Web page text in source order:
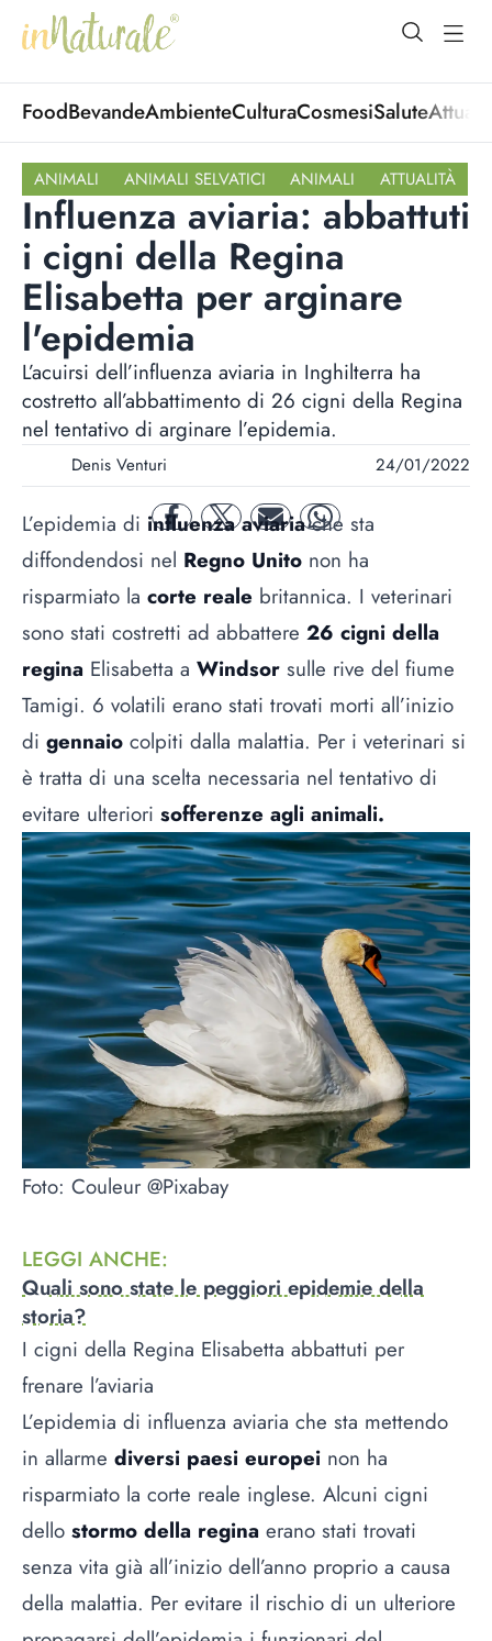
open
FoodBevandeAmbienteCulturaCosmesiSalute
ANIMALI ANIMALI SELVATICI ANIMALI ATTUALITÀ
Influenza aviaria: abbattuti
i cigni della Regina
Elisabetta per arginare
l'epidemia
L’acuirsi dell’influenza aviaria in Inghilterra ha
costretto all’abbattimento di 26 cigni della Regina
nel tentativo di arginare l’epidemia.
Denis Venturi 24/01/2022
facebooktwitter mail whatsapp
L’epidemia di influenza aviariache sta
diffondendosi nel Regno Unito non ha
risparmiato la corte reale britannica. I veterinari
sono stati costretti ad abbattere 26 cigni della
regina Elisabetta a Windsor sulle rive del fiume
Tamigi. 6 volatili erano stati trovati morti all’inizio
di gennaio colpiti dalla malattia. Per i veterinari si
è tratta di una scelta necessaria nel tentativo di
evitare ulteriori sofferenze agli animali.
Foto: Couleur @Pixabay
LEGGI ANCHE:
Quali sono state le peggiori epidemie della
storia?
I cigni della Regina Elisabetta abbattuti per
frenare l’aviaria
L’epidemia di influenza aviaria che sta mettendo
in allarme diversi paesi europei non ha
risparmiato la corte reale inglese. Alcuni cigni
dello stormo della regina erano stati trovati
senza vita già all’inizio dell’anno proprio a causa
della malattia. Per evitare il rischio di un ulteriore